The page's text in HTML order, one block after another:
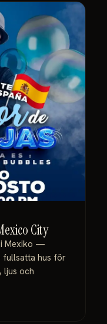
City
i Mexiko —
hus för
ljus och